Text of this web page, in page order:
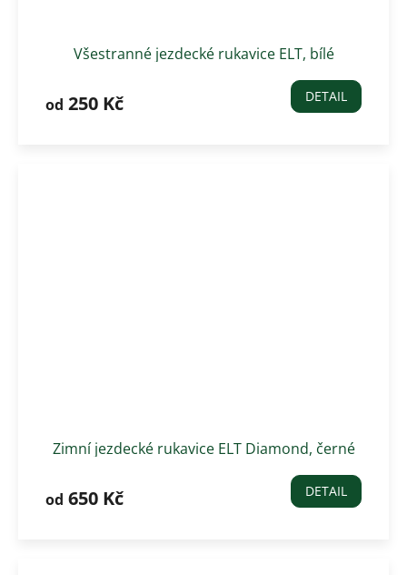
Všestranné jezdecké rukavice ELT, bílé
od 250 Kč DETAIL
Zimní jezdecké rukavice ELT Diamond, černé
od 650 Kč DETAIL